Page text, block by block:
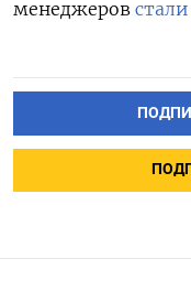
менеджеров стали